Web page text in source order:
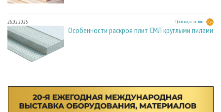
26.02.2025 Производство плит
Особенности раскроя плит СМЛ круглыми пилами